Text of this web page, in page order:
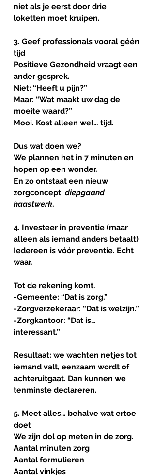
niet als je eerst door drie
loketten moet kruipen.
3. Geef professionals vooral géén
tijd
Positieve Gezondheid vraagt een
ander gesprek.
Niet: “Heeft u pijn?”
Maar: “Wat maakt uw dag de
moeite waard?”
Mooi. Kost alleen wel… tijd.
Dus wat doen we?
We plannen het in 7 minuten en
hopen op een wonder.
En zo ontstaat een nieuw
zorgconcept: diepgaand
haastwerk.
4. Investeer in preventie (maar
alleen als iemand anders betaalt)
Iedereen is vóór preventie. Echt
waar.
Tot de rekening komt.
-Gemeente: “Dat is zorg.”
-Zorgverzekeraar: “Dat is welzijn.”
-Zorgkantoor: “Dat is…
interessant.”
Resultaat: we wachten netjes tot
iemand valt, eenzaam wordt of
achteruitgaat. Dan kunnen we
tenminste declareren.
5. Meet alles… behalve wat ertoe
doet
We zijn dol op meten in de zorg.
Aantal minuten zorg
Aantal formulieren
Aantal vinkjes